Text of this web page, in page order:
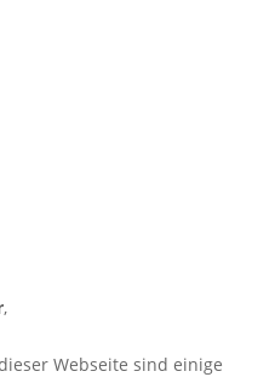
,
Webseite sind einige